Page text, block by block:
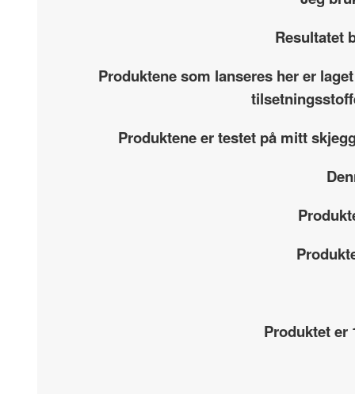
Resultatet
Produktene som lanseres her er
Produktene er testet på mitt
Produktet er